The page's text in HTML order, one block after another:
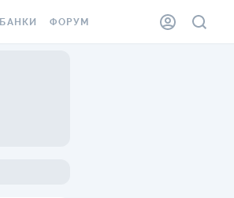
БАНКИ ФОРУМ